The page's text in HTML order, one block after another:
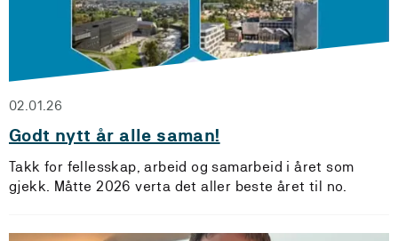
02.01.26
Godt nytt år alle saman!
Takk for fellesskap, arbeid og samarbeid i året som
gjekk. Måtte 2026 verta det aller beste året til no.